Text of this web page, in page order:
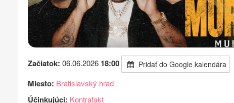
Začiatok: 06.06.2026 18:00 Pridať do Google kalendára
Miesto: Bratislavský hrad
Účinkujúci: Kontrafakt